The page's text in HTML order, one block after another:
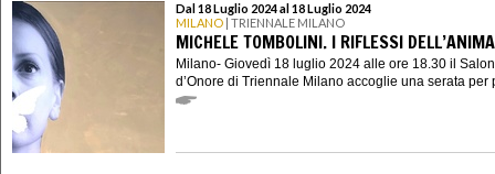
Dal 18 Luglio 2024 al 18 Luglio 2024
MILANO | TRIENNALE MILANO
MICHELE TOMBOLINI. I RIFLESSI DELL’ANIMA
Milano- Giovedì 18 luglio 2024 alle ore 18.30 il
d’Onore di Triennale Milano accoglie una serata per